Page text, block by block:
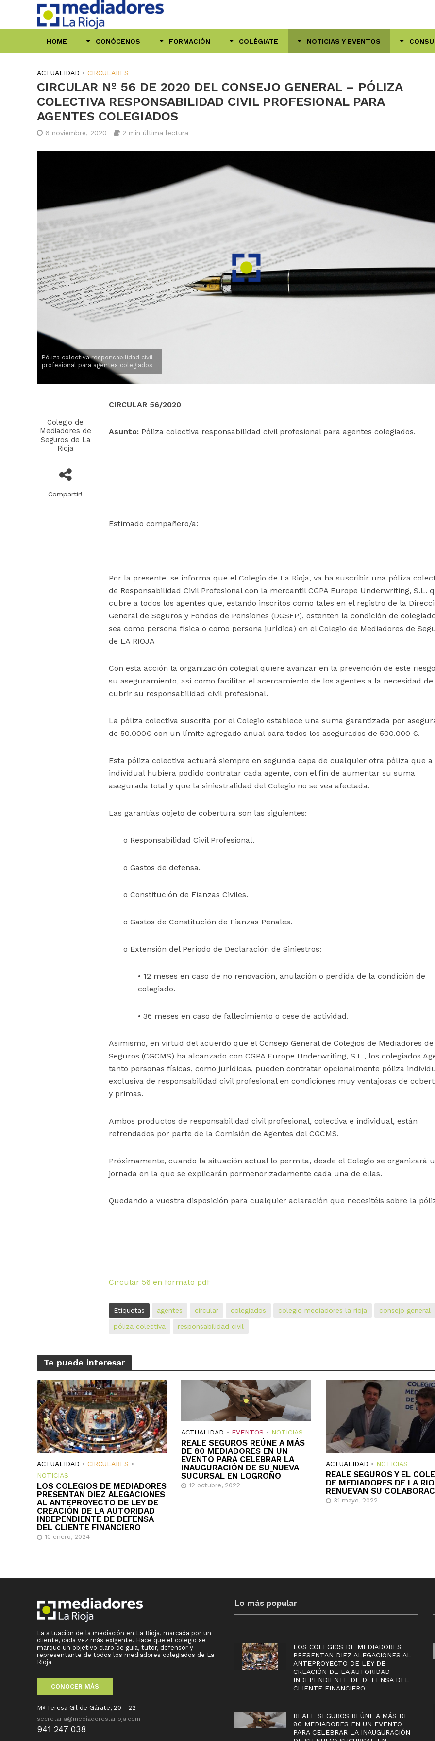
HOME CONÓCENOS FORMACIÓN COLÉGIATE NOTICIAS Y EVENTOS
ACTUALIDAD • CIRCULARES
CIRCULAR Nº 56 DE 2020 DEL CONSEJO GENERAL – PÓLIZA
COLECTIVA RESPONSABILIDAD CIVIL PROFESIONAL PARA
AGENTES COLEGIADOS
6 noviembre, 2020 2 min última lectura
Póliza colectiva responsabilidad civil
profesional para agentes colegiados
Colegio de
Mediadores de
Seguros de La
Rioja
Compartir!
CIRCULAR 56/2020
Asunto: Póliza colectiva responsabilidad civil profesional para agentes colegiados.
Estimado compañero/a:
Por la presente, se informa que el Colegio de La Rioja, va ha suscribir una póliza
de Responsabilidad Civil Profesional con la mercantil CGPA Europe Underwriting, S.L.
cubre a todos los agentes que, estando inscritos como tales en el registro de la
General de Seguros y Fondos de Pensiones (DGSFP), ostenten la condición de
sea como persona física o como persona jurídica) en el Colegio de Mediadores de
de LA RIOJA
Con esta acción la organización colegial quiere avanzar en la prevención de este
su aseguramiento, así como facilitar el acercamiento de los agentes a la necesidad de
cubrir su responsabilidad civil profesional.
La póliza colectiva suscrita por el Colegio establece una suma garantizada por
de 50.000€ con un límite agregado anual para todos los asegurados de 500.000 €.
Esta póliza colectiva actuará siempre en segunda capa de cualquier otra póliza que
individual hubiera podido contratar cada agente, con el fin de aumentar su suma
asegurada total y que la siniestralidad del Colegio no se vea afectada.
Las garantías objeto de cobertura son las siguientes:
o Responsabilidad Civil Profesional.
o Gastos de defensa.
o Constitución de Fianzas Civiles.
o Gastos de Constitución de Fianzas Penales.
o Extensión del Periodo de Declaración de Siniestros:
• 12 meses en caso de no renovación, anulación o perdida de la condición de
colegiado.
• 36 meses en caso de fallecimiento o cese de actividad.
Asimismo, en virtud del acuerdo que el Consejo General de Colegios de Mediadores de
Seguros (CGCMS) ha alcanzado con CGPA Europe Underwriting, S.L., los colegiados
tanto personas físicas, como jurídicas, pueden contratar opcionalmente póliza
exclusiva de responsabilidad civil profesional en condiciones muy ventajosas de
y primas.
Ambos productos de responsabilidad civil profesional, colectiva e individual, están
refrendados por parte de la Comisión de Agentes del CGCMS.
Próximamente, cuando la situación actual lo permita, desde el Colegio se organizará
jornada en la que se explicarán pormenorizadamente cada una de ellas.
Quedando a vuestra disposición para cualquier aclaración que necesitéis sobre la
Circular 56 en formato pdf
Etiquetas agentes circular colegiados colegio mediadores la rioja consejo general
póliza colectiva responsabilidad civil
Te puede interesar
ACTUALIDAD • CIRCULARES •
NOTICIAS
LOS COLEGIOS DE MEDIADORES
PRESENTAN DIEZ ALEGACIONES
AL ANTEPROYECTO DE LEY DE
CREACIÓN DE LA AUTORIDAD
INDEPENDIENTE DE DEFENSA
DEL CLIENTE FINANCIERO
10 enero, 2024
ACTUALIDAD • EVENTOS • NOTICIAS
REALE SEGUROS REÚNE A MÁS
DE 80 MEDIADORES EN UN
EVENTO PARA CELEBRAR LA
INAUGURACIÓN DE SU NUEVA
SUCURSAL EN LOGROÑO
12 octubre, 2022
ACTUALIDAD • NOTICIAS
REALE SEGUROS Y EL
DE MEDIADORES DE LA
RENUEVAN SU
31 mayo, 2022
La situación de la mediación en La Rioja, marcada por un
cliente, cada vez más exigente. Hace que el colegio se
marque un objetivo claro de guía, tutor, defensor y
representante de todos los mediadores colegiados de La
Rioja
CONOCER MÁS
Mª Teresa Gil de Gárate, 20 - 22
secretaria@mediadoreslarioja.com
941 247 038
Lo más popular
LOS COLEGIOS DE MEDIADORES
PRESENTAN DIEZ ALEGACIONES AL
ANTEPROYECTO DE LEY DE
CREACIÓN DE LA AUTORIDAD
INDEPENDIENTE DE DEFENSA DEL
CLIENTE FINANCIERO
REALE SEGUROS REÚNE A MÁS DE
80 MEDIADORES EN UN EVENTO
PARA CELEBRAR LA INAUGURACIÓN